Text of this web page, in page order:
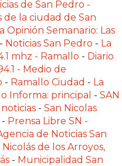
de San Pedro -
de la ciudad de San
Opinión Semanario: Las
- Noticias San Pedro - La
mhz - Ramallo - Diario
- Medio de
- Ramallo Ciudad - La
Informa: principal - SAN
noticias - San Nicolas
- Prensa Libre SN -
de Noticias San
de los Arroyos,
- Municipalidad San